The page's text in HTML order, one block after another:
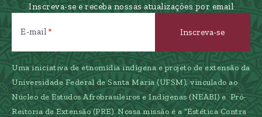
Inscreva-se e receba nossas atualizações por email
E-mail
Uma iniciativa de etnomídia indígena e projeto de extensão da
Universidade Federal de Santa Maria (UFSM), vinculado ao
Núcleo de Estudos Afrobrasileiros e Indígenas (NEABI) e Pró-
Reitoria de Extensão (PRE). Nossa missão é a “Estética Contra